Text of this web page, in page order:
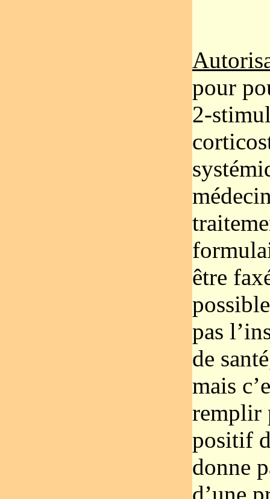
pour
2-
être
pas
de
mais
remplir
positif
donne
d’une